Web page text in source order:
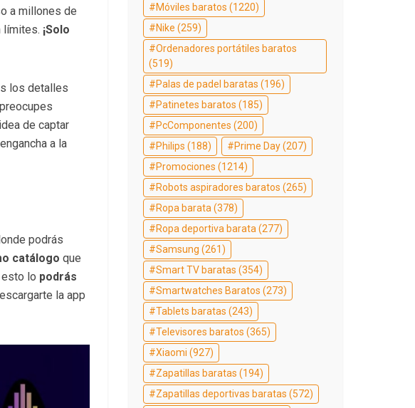
a millones de
límites. ¡Solo
los detalles
de captar
a la
podrás
catálogo que
lo podrás
la app
Móviles baratos (1220)
Nike (259)
Ordenadores portátiles baratos
(519)
Palas de padel baratas (196)
Patinetes baratos (185)
PcComponentes (200)
Philips (188) Prime Day(207)
Promociones (1214)
Robots aspiradores baratos (265)
Ropa barata (378)
Ropa deportiva barata (277)
Samsung (261)
Smart TV baratas (354)
Smartwatches Baratos (273)
Tablets baratas (243)
Televisores baratos (365)
Xiaomi (927)
Zapatillas baratas (194)
Zapatillas deportivas baratas (572)